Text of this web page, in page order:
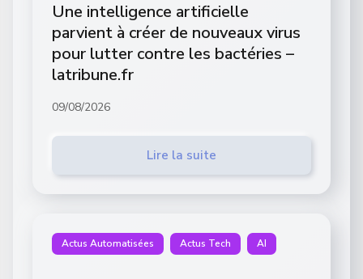
Une intelligence artificielle
parvient à créer de nouveaux virus
pour lutter contre les bactéries –
latribune.fr
09/08/2026
Lire la suite
Actus Automatisées Actus Tech AI